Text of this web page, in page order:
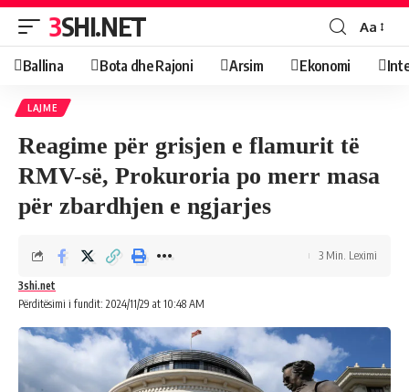
3SHI.NET Aa
Ballina Bota dhe Rajoni Arsim Ekonomi
LAJME
Reagime për grisjen e flamurit të
RMV-së, Prokuroria po merr masa
për zbardhjen e ngjarjes
Përditësimi i fundit: 2024/11/29 at 10:48 AM
3shi.net
3 Min. Leximi